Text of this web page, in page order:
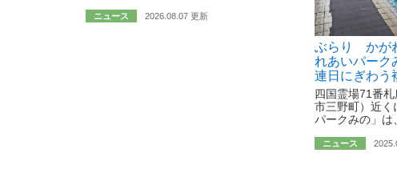
ニュース 2026.08.07 更新
ぶらり かが
れあいパーク
連日にぎわう
四国霊場71番
市三野町）近く
パークみの」は
ニュース